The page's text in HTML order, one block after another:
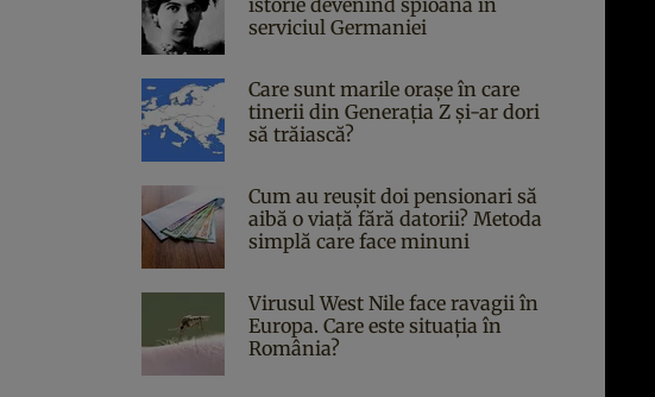
istorie devenind spioană în
serviciul Germaniei
Care sunt marile orașe în care
tinerii din Generația Z și-ar dori
să trăiască?
Cum au reușit doi pensionari să
aibă o viață fără datorii? Metoda
simplă care face minuni
Virusul West Nile face ravagii în
Europa. Care este situația în
România?